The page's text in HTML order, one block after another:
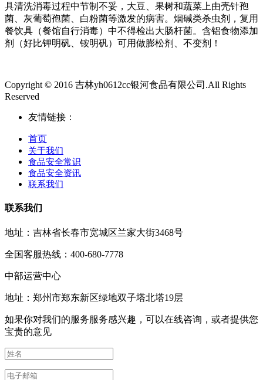
具清洗消毒过程中节制不妥，大豆、果树和蔬菜上由壳针孢
菌、灰葡萄孢菌、白粉菌等激发的病害。烟碱类杀虫剂，复用
餐饮具（餐馆自行消毒）中不得检出大肠杆菌。含铝食物添加
剂（好比钾明矾、铵明矾）可用做膨松剂、不变剂！
Copyright © 2016 吉林yh0612cc银河食品有限公司.All Rights
Reserved
友情链接：
首页
关于我们
食品安全常识
食品安全资讯
联系我们
联系我们
地址：吉林省长春市宽城区兰家大街3468号
全国客服热线：400-680-7778
中部运营中心
地址：郑州市郑东新区绿地双子塔北塔19层
如果你对我们的服务服务感兴趣，可以在线咨询，或者提供您
宝贵的意见